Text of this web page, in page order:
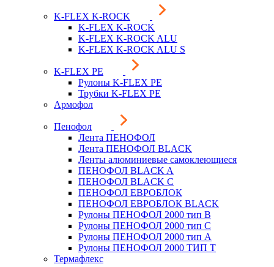
K-FLEX K-ROCK
K-FLEX K-ROCK
K-FLEX K-ROCK ALU
K-FLEX K-ROCK ALU S
K-FLEX PE
Рулоны K-FLEX PE
Трубки K-FLEX PE
Армофол
Пенофол
Лента ПЕНОФОЛ
Лента ПЕНОФОЛ BLACK
Ленты алюминиевые самоклеющиеся
ПЕНОФОЛ BLACK A
ПЕНОФОЛ BLACK С
ПЕНОФОЛ ЕВРОБЛОК
ПЕНОФОЛ ЕВРОБЛОК BLACK
Рулоны ПЕНОФОЛ 2000 тип B
Рулоны ПЕНОФОЛ 2000 тип C
Рулоны ПЕНОФОЛ 2000 тип А
Рулоны ПЕНОФОЛ 2000 ТИП Т
Термафлекс